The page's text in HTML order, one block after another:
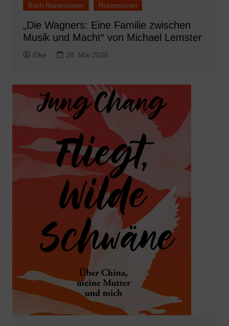
Buch Rezensionen Rezensionen
„Die Wagners: Eine Familie zwischen
Musik und Macht“ von Michael Lemster
Elke 28. Mai 2026